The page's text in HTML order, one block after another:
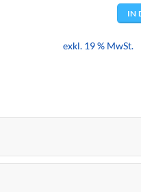
IN
exkl. 19 % MwSt.